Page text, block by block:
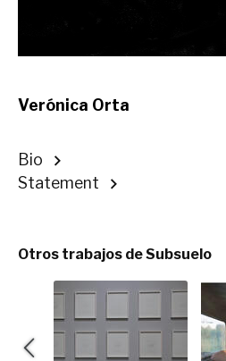
Verónica Orta
Bio
Statement
Otros trabajos de Subsuelo